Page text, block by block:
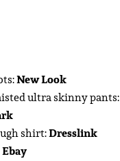
New Look
ultra skinny pants:
shirt:Dresslink
Ebay